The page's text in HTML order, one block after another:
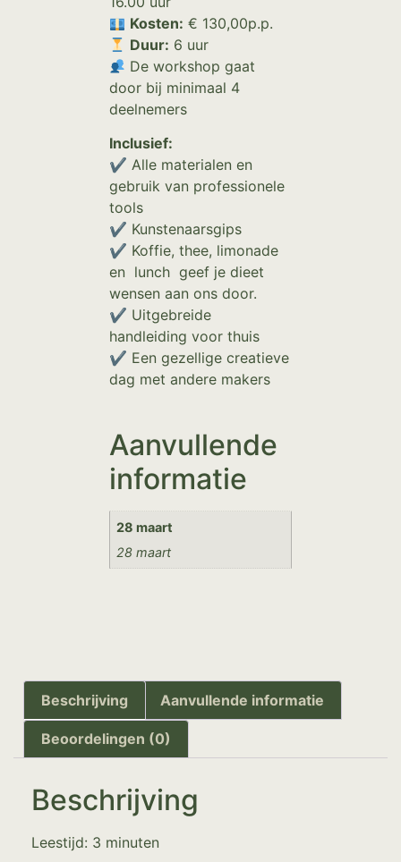
Kosten: € 130,00p.p.
Duur: 6 uur
De workshop gaat
door bij minimaal 4
deelnemers
Inclusief:
✔ Alle materialen en
gebruik van professionele
tools
✔ Kunstenaarsgips
✔ Koffie, thee, limonade
en lunch geef je dieet
wensen aan ons door.
✔ Uitgebreide
handleiding voor thuis
✔ Een gezellige creatieve
dag met andere makers
Aanvullende
informatie
28 maart
28 maart
Beschrijving Aanvullende informatie
Beoordelingen (0)
Beschrijving
Leestijd: 3 minuten